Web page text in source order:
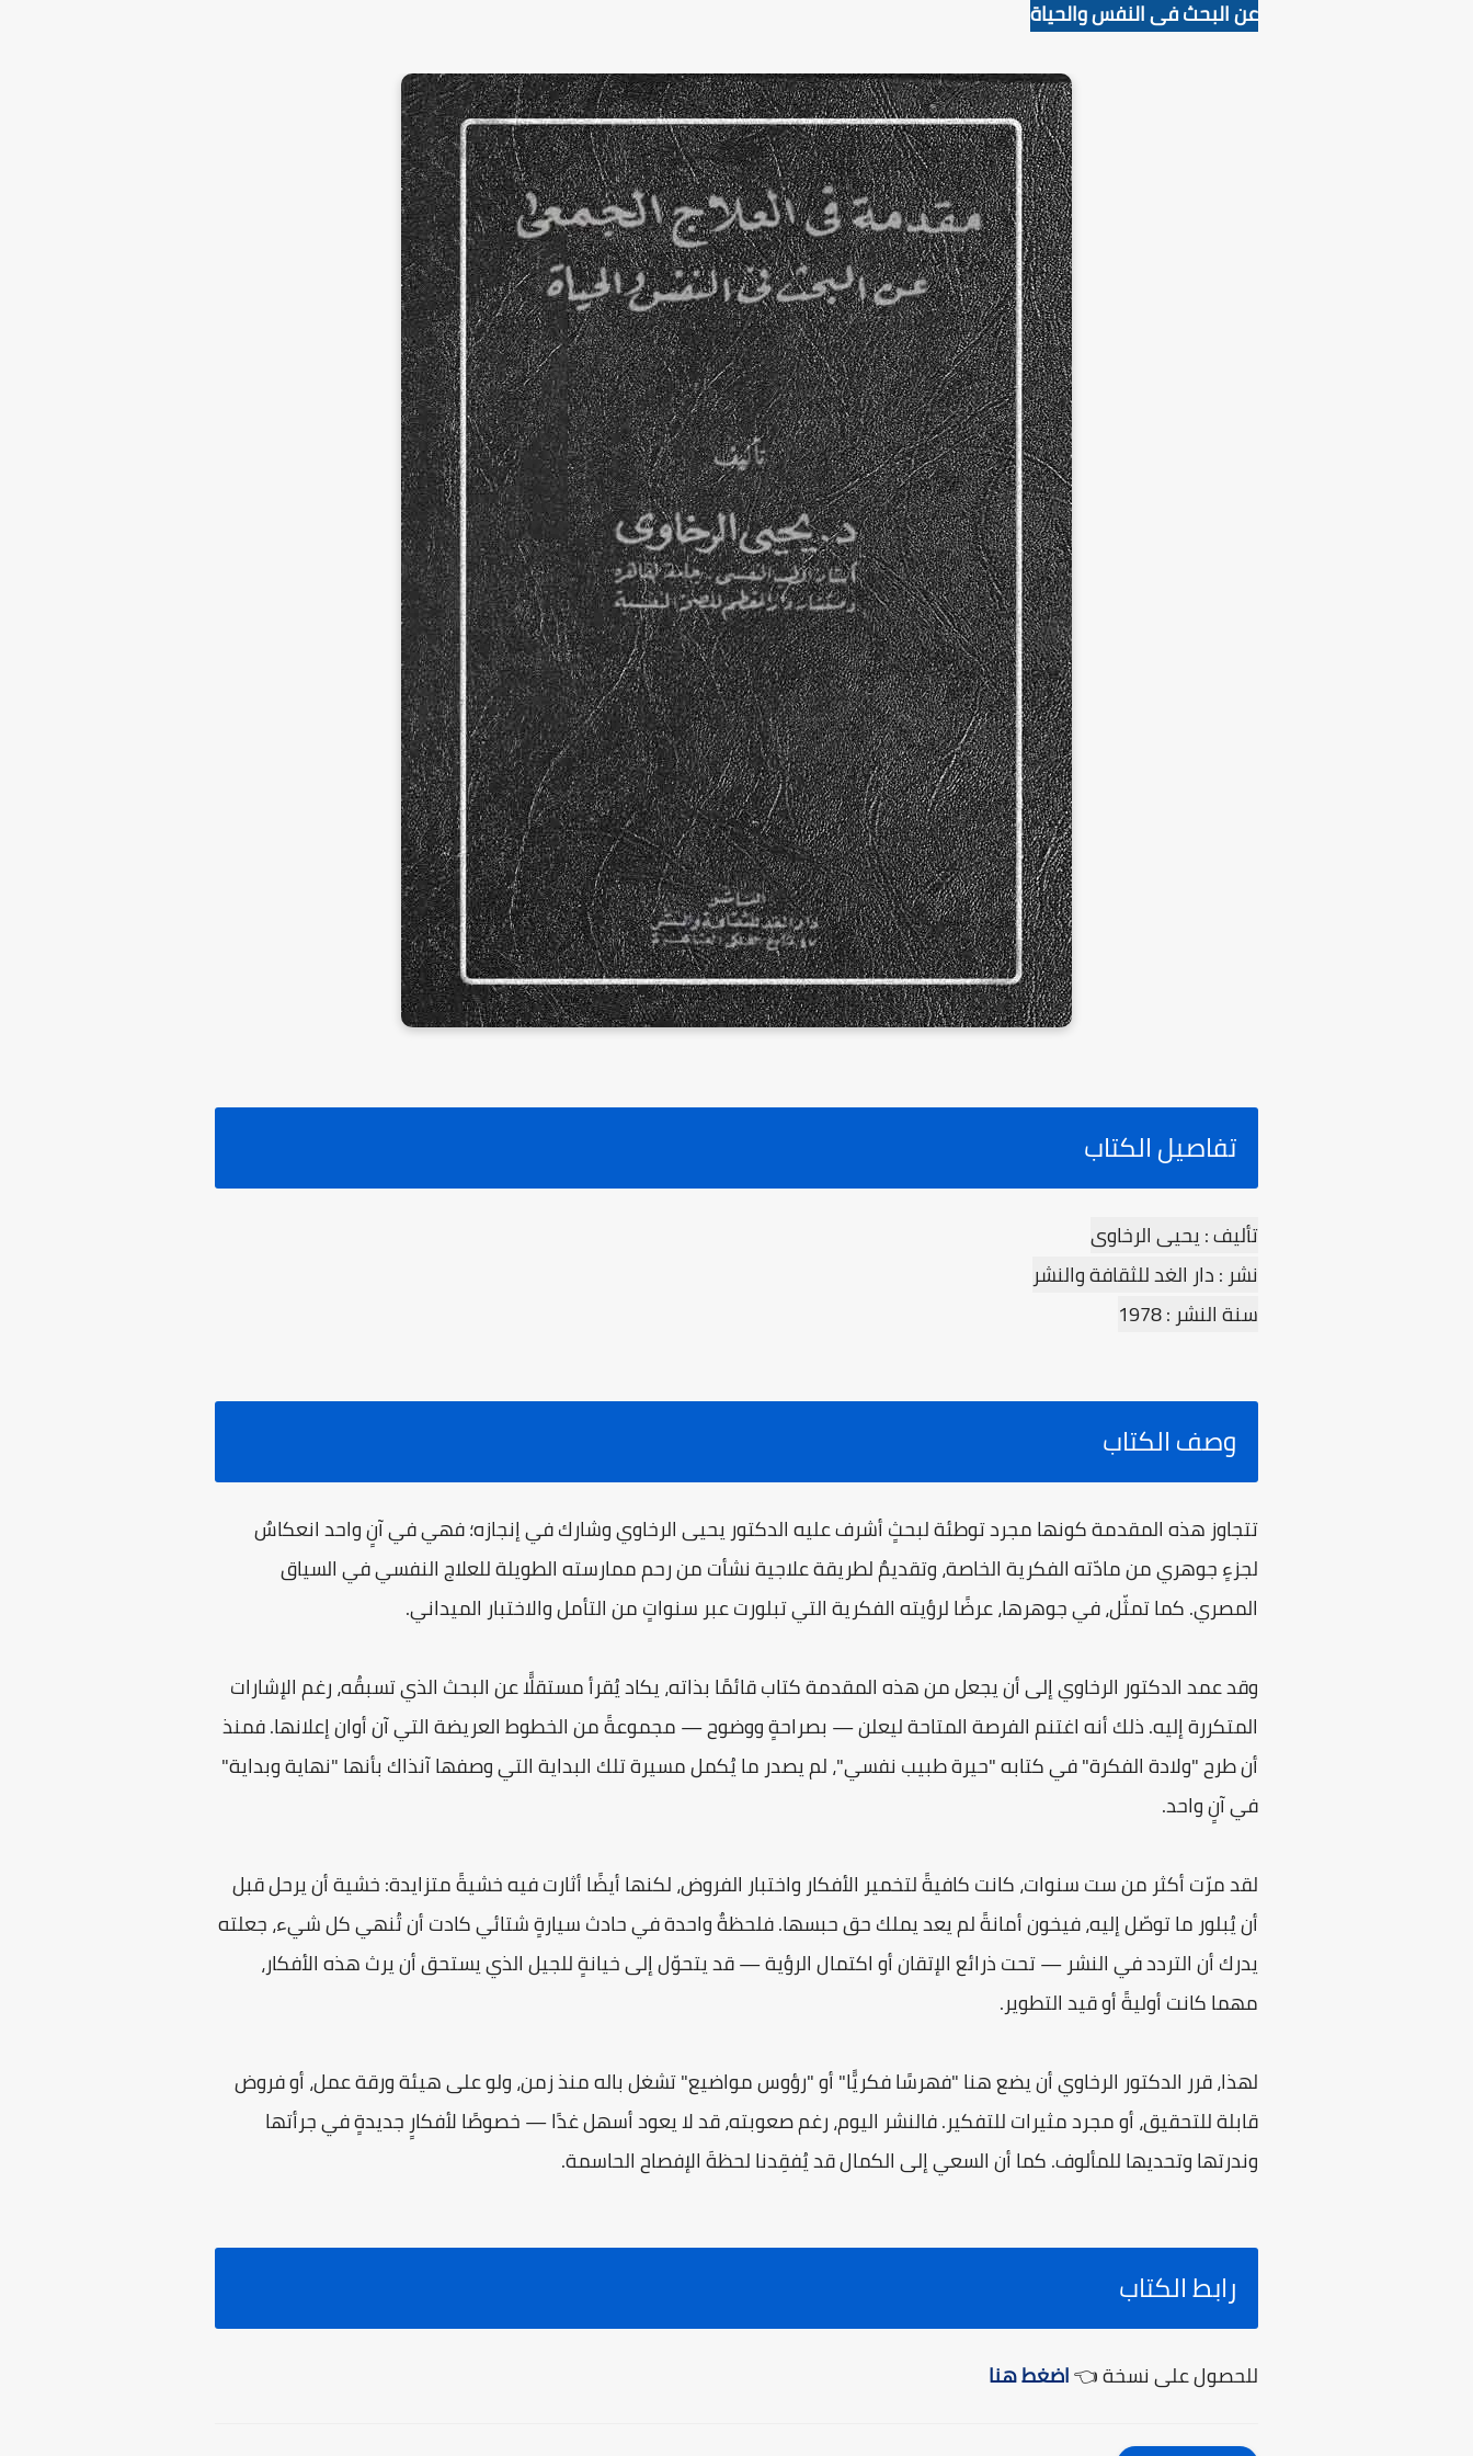
عن البحث فى النفس والحياة
تفاصيل الكتاب
تأليف : يحيى الرخاوى
نشر : دار الغد للثقافة والنشر
سنة النشر : 1978
وصف الكتاب
تتجاوز هذه المقدمة كونها مجرد توطئة لبحثٍ أشرف عليه الدكتور يحيى الرخاوي وشارك في إنجازه؛ فهي في آنٍ واحد انعكاسٌ
لجزءٍ جوهري من مادّته الفكرية الخاصة، وتقديمٌ لطريقة علاجية نشأت من رحم ممارسته الطويلة للعلاج النفسي في السياق
المصري. كما تمثّل، في جوهرها، عرضًا لرؤيته الفكرية التي تبلورت عبر سنواتٍ من التأمل والاختبار الميداني.
وقد عمد الدكتور الرخاوي إلى أن يجعل من هذه المقدمة كتاب قائمًا بذاته، يكاد يُقرأ مستقلًّا عن البحث الذي تسبقُه، رغم الإشارات
المتكررة إليه. ذلك أنه اغتنم الفرصة المتاحة ليعلن — بصراحةٍ ووضوح — مجموعةً من الخطوط العريضة التي آن أوان إعلانها. فمنذ
أن طرح "ولادة الفكرة" في كتابه "حيرة طبيب نفسي"، لم يصدر ما يُكمل مسيرة تلك البداية التي وصفها آنذاك بأنها "نهاية وبداية"
في آنٍ واحد.
لقد مرّت أكثر من ست سنوات، كانت كافيةً لتخمير الأفكار واختبار الفروض، لكنها أيضًا أثارت فيه خشيةً متزايدة: خشية أن يرحل قبل
أن يُبلور ما توصّل إليه، فيخون أمانةً لم يعد يملك حق حبسها. فلحظةٌ واحدة في حادث سيارةٍ شتائي كادت أن تُنهي كل شيء، جعلته
يدرك أن التردد في النشر — تحت ذرائع الإتقان أو اكتمال الرؤية — قد يتحوّل إلى خيانةٍ للجيل الذي يستحق أن يرث هذه الأفكار،
مهما كانت أوليةً أو قيد التطوير.
لهذا، قرر الدكتور الرخاوي أن يضع هنا "فهرسًا فكريًّا" أو "رؤوس مواضيع" تشغل باله منذ زمن، ولو على هيئة ورقة عمل، أو فروض
قابلة للتحقيق، أو مجرد مثيرات للتفكير. فالنشر اليوم، رغم صعوبته، قد لا يعود أسهل غدًا — خصوصًا لأفكارٍ جديدةٍ في جرأتها
وندرتها وتحديها للمألوف. كما أن السعي إلى الكمال قد يُفقِدنا لحظةَ الإفصاح الحاسمة.
رابط الكتاب
للحصول على نسخة 👈اضغط هنا